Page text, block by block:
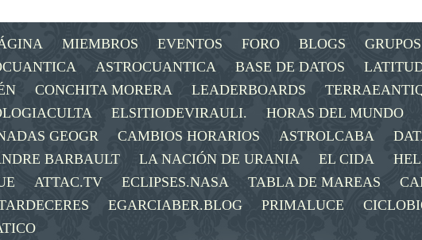
MIEMBROS EVENTOS FORO BLOGS GRUPOS
ASTROCUANTICA BASE DE DATOS
CONCHITA MORERA LEADERBOARDS
ELSITIODEVIRAULI.
HORAS DEL MUNDO
GEOGR
CAMBIOS HORARIOS ASTROLCABA
BARBAULT LA NACIÓN DE URANIA EL CIDA
ATTAC.TV ECLIPSES.NASA TABLA DE MAREAS
EGARCIABER.BLOG PRIMALUCE